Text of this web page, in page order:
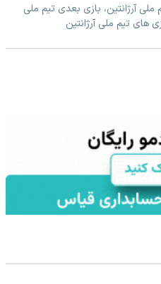
ملی آرژانتین، بازی بعدی تیم ملی
های تیم ملی آرژانتین